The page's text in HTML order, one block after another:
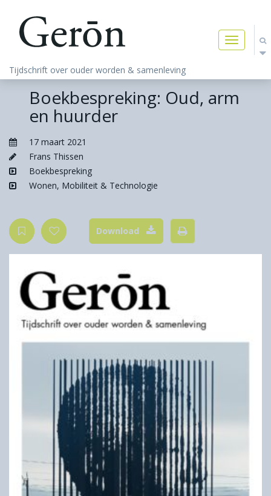
Toggle
navigation
Tijdschrift over ouder worden & samenleving
Boekbespreking: Oud, arm
en huurder
17 maart 2021
Frans Thissen
Boekbespreking
Wonen, Mobiliteit & Technologie
Download